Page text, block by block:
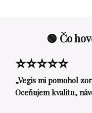
🟢 Čo
⭐⭐⭐⭐⭐
„Vegis mi pomohol
Oceňujem kvalitu,